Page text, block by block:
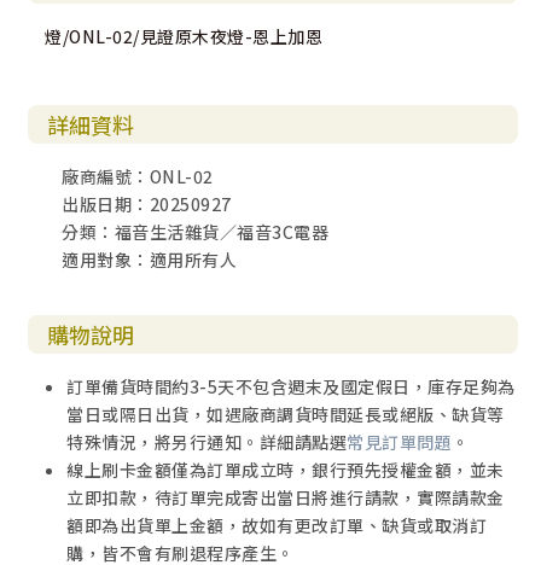
燈/ONL-02/見證原木夜燈-恩上加恩
詳細資料
廠商編號：ONL-02
出版日期：20250927
分類：福音生活雜貨／福音3C電器
適用對象：適用所有人
購物說明
訂單備貨時間約3-5天不包含週末及國定假日，庫存足夠為
當日或隔日出貨，如遇廠商調貨時間延長或絕版、缺貨等
特殊情況，將另行通知。詳細請點選常見訂單問題 。
線上刷卡金額僅為訂單成立時，銀行預先授權金額，並未
立即扣款，待訂單完成寄出當日將進行請款，實際請款金
額即為出貨單上金額，故如有更改訂單、缺貨或取消訂
購，皆不會有刷退程序產生。